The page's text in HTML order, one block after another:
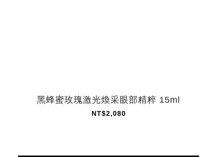
黑蜂蜜玫瑰激光煥采眼部精粹 15ml
NT$2,080